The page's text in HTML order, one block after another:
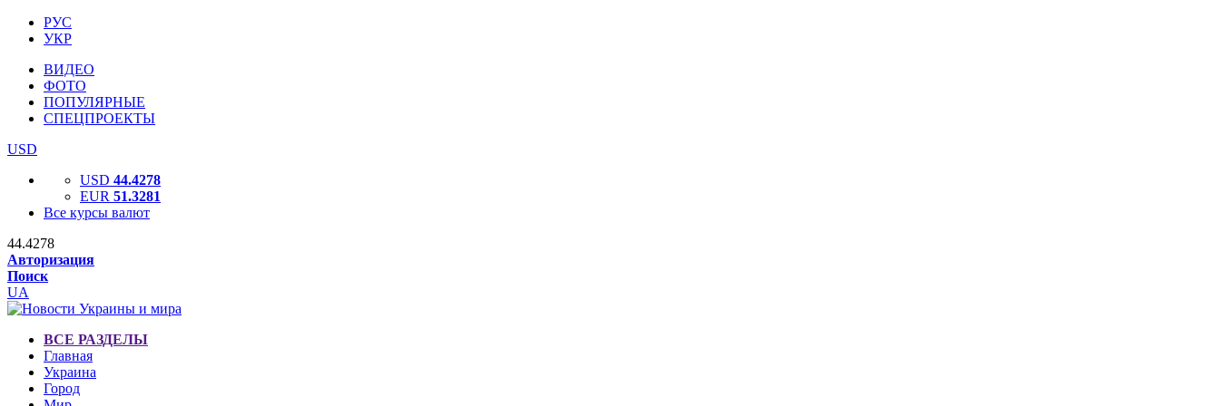
РУС
УКР
ВИДЕО
ФОТО
ПОПУЛЯРНЫЕ
СПЕЦПРОЕКТЫ
USD
USD 44.4278
EUR 51.3281
Все курсы валют
44.4278
Авторизация
Поиск
UA
ВСЕ РАЗДЕЛЫ
Главная
Украина
Город